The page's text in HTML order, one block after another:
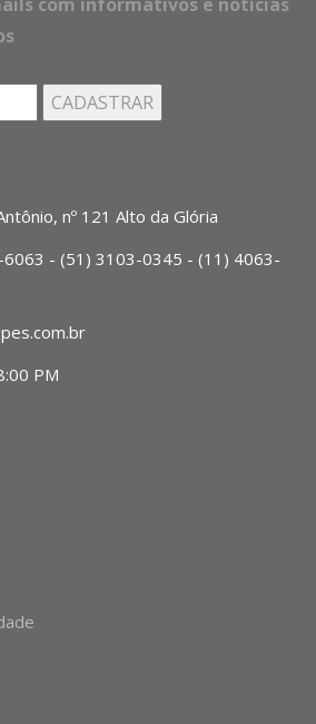
nº 121 Alto da Glória
- (51) 3103-0345 - (11) 4063-
PM